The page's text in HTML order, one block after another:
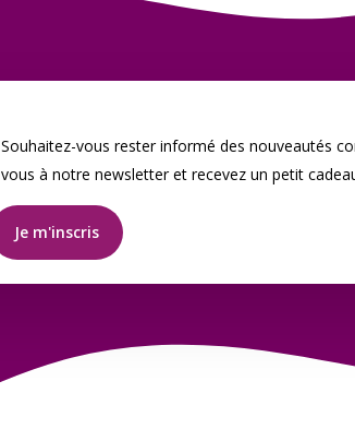
Souhaitez-vous rester informé des nouveautés
vous à notre newsletter et recevez un petit
Je m'inscris